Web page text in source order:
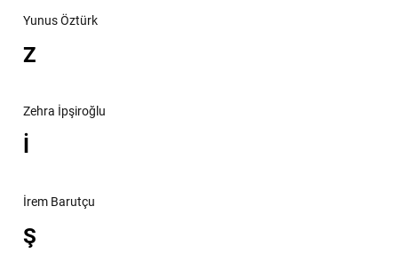
Yunus Öztürk
Z
Zehra İpşiroğlu
İ
İrem Barutçu
Ş